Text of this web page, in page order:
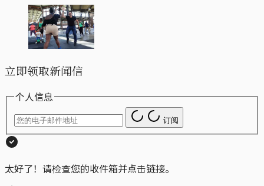
立即领取新闻信
个人信息
订阅
太好了！请检查您的收件箱并点击链接。